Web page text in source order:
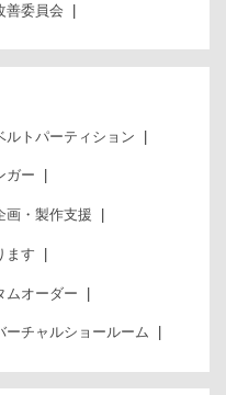
善委員会
ルトパーティション
ガー
画・製作支援
ます
ムオーダー
ーチャルショールーム